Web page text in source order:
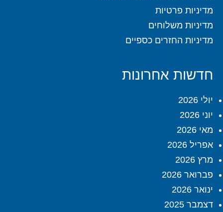
מדיניות פרטיות
מדיניות משלוחים
מדיניות החזרים כספיים
חדשות אחרונות
יולי 2026
יוני 2026
מאי 2026
אפריל 2026
מרץ 2026
פברואר 2026
ינואר 2026
דצמבר 2025